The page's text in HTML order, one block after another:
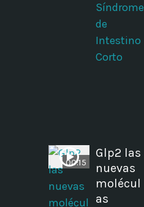
Síndrome
de
Intestino
Corto
00:15
Glp2 las
nuevas
molécul
as